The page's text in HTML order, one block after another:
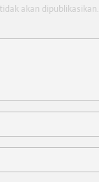
akan dipublikasikan.